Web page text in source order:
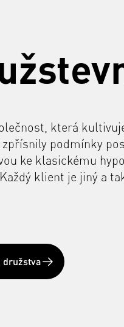
která
zpřísnily podmínky
ke klasickému
klient je jiný a
družstva